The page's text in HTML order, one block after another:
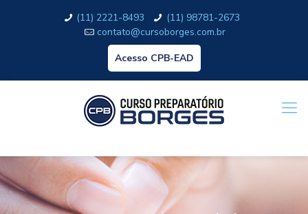
(11) 2221-8493
(11) 98781-2673
contato@cursoborges.com.br
Acesso CPB-EAD